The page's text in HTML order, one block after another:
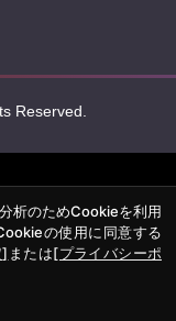
Reserved.
析のためCookieを利用
の使用に同意する
または[プライバシーポ